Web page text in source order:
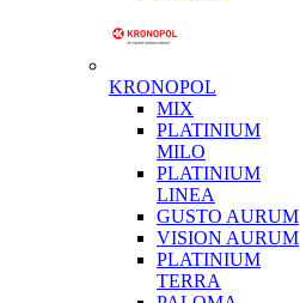
KRONOPOL
MIX
PLATINIUM
MILO
PLATINIUM
LINEA
GUSTO AURUM
VISION AURUM
PLATINIUM
TERRA